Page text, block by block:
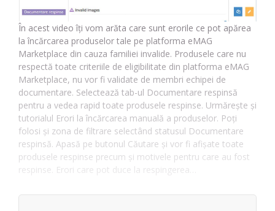
În acest video îți vom arăta care sunt erorile ce pot apărea
la încărcarea produselor tale pe platforma eMAG
Marketplace din cauza familiei invalide. Produsele care nu
respectă toate criteriile de eligibilitate din platforma eMAG
Marketplace, nu vor fi validate de membri echipei de
documentare. Selectează tab-ul Documentare respinsă
pentru a vedea rapid toate produsele respinse. Urmărește și
tutorialul Erori la încărcarea manuală a produselor. Poți
folosi și zona de filtrare selectând statusul Documentare
respinsă. Apasă pe butonul Căutare și vor fi afișate toate
produsele respinse precum și motivele pentru care au fost
respinse. Erori care pot duce la respingerea…